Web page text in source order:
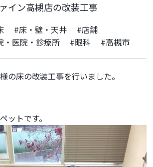
イン高槻店の改装工事
#床・壁・天井
#店舗
・医院・診療所 #眼科 #高槻市
床の改装工事を行いました。
ットです。